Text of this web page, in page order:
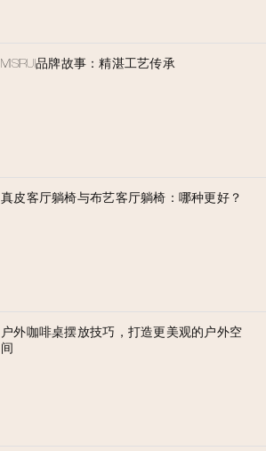
MISIRUI品牌故事：精湛工艺传承
真皮客厅躺椅与布艺客厅躺椅：哪种更好？
户外咖啡桌摆放技巧，打造更美观的户外空
间